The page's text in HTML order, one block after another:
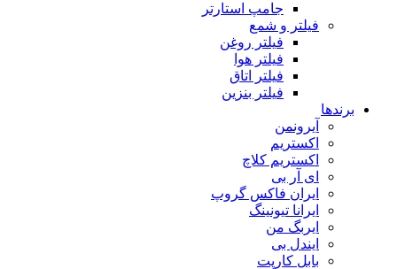
جامپ استارتر
فیلتر و شمع
فیلتر روغن
فیلتر هوا
فیلتر اتاق
فیلتر بنزین
برندها
آیرونمن
اکستریم
اکستریم کلاچ
ای آر بی
ایران فاکس گروپ
ایرانا تیونینگ
ایربگ من
ایندل بی
بابل کارپت